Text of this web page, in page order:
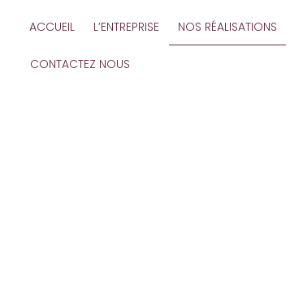
ACCUEIL L’ENTREPRISE NOS RÉALISATIONS
CONTACTEZ NOUS